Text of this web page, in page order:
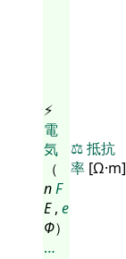
⚡
電
気
（
nF
E, e
Φ）
…
⚖️抵抗
率 [Ω·m]